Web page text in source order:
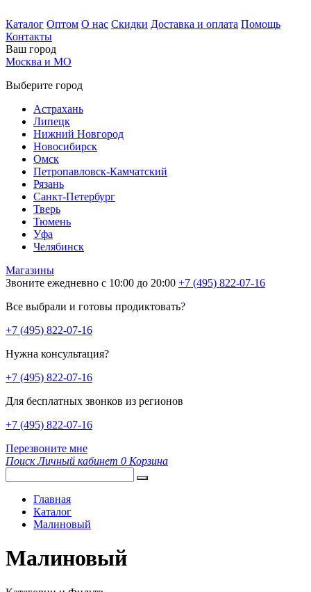
Каталог Оптом О нас Скидки Доставка и оплата Помощь
Контакты
Ваш город
Москва и МО
Выберите город
Астрахань
Липецк
Нижний Новгород
Новосибирск
Омск
Петропавловск-Камчатский
Рязань
Санкт-Петербург
Тверь
Тюмень
Уфа
Челябинск
Магазины
Звоните ежедневно с 10:00 до 20:00 +7 (495) 822-07-16
Все выбрали и готовы продиктовать?
+7 (495) 822-07-16
Нужна консультация?
+7 (495) 822-07-16
Для бесплатных звонков из регионов
+7 (495) 822-07-16
Перезвоните мне
Поиск Личный кабинет 0 Корзина
Главная
Каталог
Малиновый
Малиновый